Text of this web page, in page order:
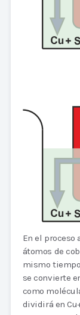
En el proceso
átomos de
mismo
se convierte
como
dividirá en